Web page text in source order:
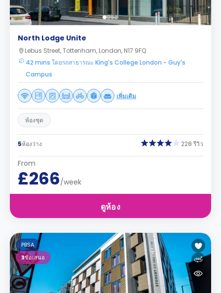
North Lodge Unite
Lebus Street, Tottenham, London, N17 9FQ
42 mins โดยรถสาธารณะ King's College London - Guy's
Campus
เพิ่มเติม
ห้องชุด
5ห้องว่าง 228 รีวิว
From
£266/week
ดูห้อง
PBSA
3ข้อเสนอ